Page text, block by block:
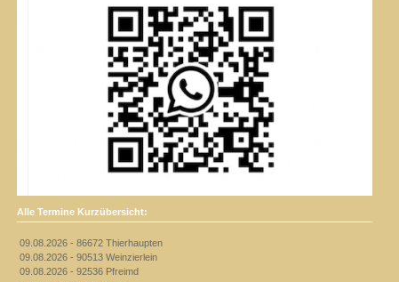
Alle Termine Kurzübersicht:
09.08.2026 - 86672 Thierhaupten
09.08.2026 - 90513 Weinzierlein
09.08.2026 - 92536 Pfreimd